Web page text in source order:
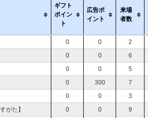
ギフト
ポイン
ト
広告ポ
イント
来場
者数
0 0 2
0 0 6
0 0 5
0 300 7
0 0 3
がた】 0 0 9